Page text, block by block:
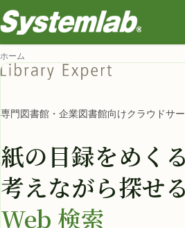
ホーム
専門図書館・企業図書館向けクラウドサ
紙の目録をめく
考えながら探せる
Web 検索